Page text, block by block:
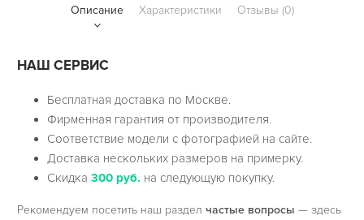
Описание Характеристики Отзывы (0)
НАШ СЕРВИС
Бесплатная доставка по Москве.
Фирменная гарантия от производителя.
Соответствие модели с фотографией на сайте.
Доставка нескольких размеров на примерку.
Скидка300 руб. на следующую покупку.
Рекомендуем посетить наш раздел частые вопросы — здесь